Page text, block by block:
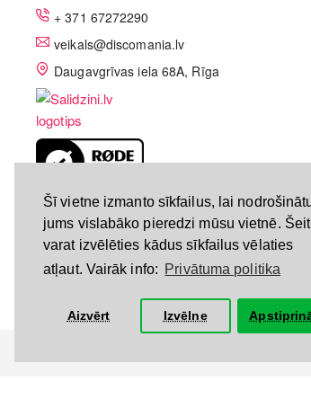
Šī vietne izmanto sīkfailus, lai
jums vislabāko pieredzi mūsu vietnē. Šeit
varat izvēlēties kādus sīkfailus vēlaties
atļaut. Vairāk info: Privātuma politika
Aizvērt Izvēlne
+ 371 67272290
veikals@discomania.lv
Daugavgrīvas iela 68A, Rīga
LV-A58C07DF
Visas tiesības